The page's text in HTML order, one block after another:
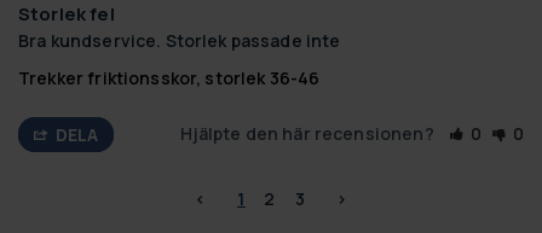
Storlek fel
Bra kundservice. Storlek passade inte
Trekker friktionsskor, storlek 36-46
DELA Hjälpte den här recensionen? 0 0
< 1 2 3 >